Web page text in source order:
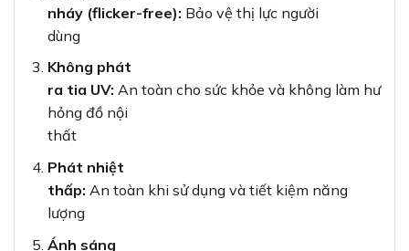
nháy (flicker-free): Bảo vệ thị lực người
dùng
Không phát
ra tia UV: An toàn cho sức khỏe và không làm hư
hỏng đồ nội
thất
Phát nhiệt
thấp: An toàn khi sử dụng và tiết kiệm năng
lượng
Ánh sáng